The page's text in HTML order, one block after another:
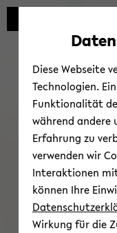
Diese Webseite
Technologien.
Funktionalität
während andere
Erfahrung zu
verwenden wir
Interaktionen
können Ihre
Wirkung für die